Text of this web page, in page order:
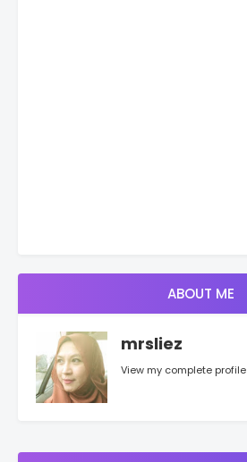
ABOUT ME
mrsliez
View my complete profile